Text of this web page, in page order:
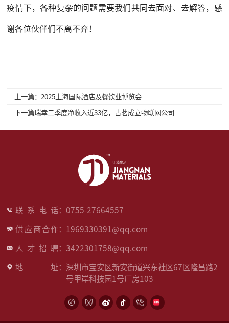
疫情下，各种复杂的问题需要我们共同去面对、去解答，感
谢各位伙伴们不离不弃！
上一篇：2025上海国际酒店及餐饮业博览会
下一篇瑞幸二季度净收入近33亿，古茗成立物联网公司
联系电话： 0755-27664557
供应商合作： 1969330391@qq.com
人才招聘：3422301758@qq.com
地址： 深圳市宝安区新安街道兴东社区67区隆昌路2
号甲岸科技园1号厂房103